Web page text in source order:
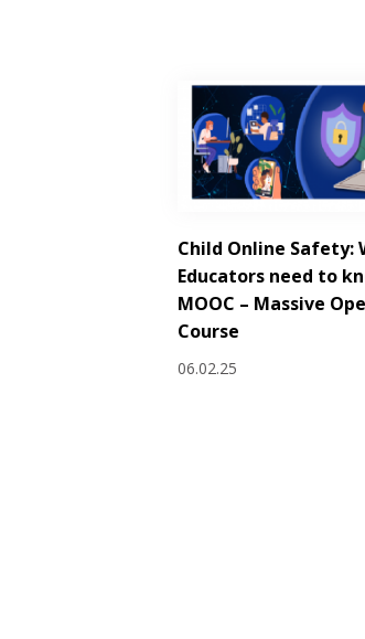
Child Online Safety:
Educators need to
MOOC – Massive
Course
06.02.25